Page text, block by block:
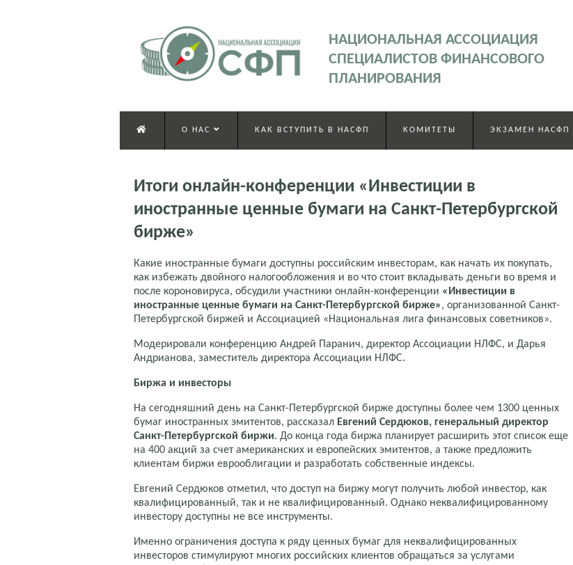
НАЦИОНАЛЬНАЯ АССОЦИАЦИЯ
СПЕЦИАЛИСТОВ ФИНАНСОВОГО
ПЛАНИРОВАНИЯ
О НАС КАК ВСТУПИТЬ В НАСФП КОМИТЕТЫ ЭКЗАМЕН НАСФП
Итоги онлайн-конференции «Инвестиции в
иностранные ценные бумаги на Санкт-Петербургской
бирже»
Какие иностранные бумаги доступны российским инвесторам, как начать их покупать,
как избежать двойного налогообложения и во что стоит вкладывать деньги во время и
после короновируса, обсудили участники онлайн-конференции «Инвестиции в
иностранные ценные бумаги на Санкт-Петербургской бирже», организованной Санкт-
Петербургской биржей и Ассоциацией «Национальная лига финансовых советников».
Модерировали конференцию Андрей Паранич, директор Ассоциации НЛФС, и Дарья
Андрианова, заместитель директора Ассоциации НЛФС.
Биржа и инвесторы
На сегодняшний день на Санкт-Петербургской бирже доступны более чем 1300 ценных
бумаг иностранных эмитентов, рассказал Евгений Сердюков, генеральный директор
Санкт-Петербургской биржи. До конца года биржа планирует расширить этот список еще
на 400 акций за счет американских и европейских эмитентов, а также предложить
клиентам биржи еврооблигации и разработать собственные индексы.
Евгений Сердюков отметил, что доступ на биржу могут получить любой инвестор, как
квалифицированный, так и не квалифицированный. Однако неквалифицированному
инвестору доступны не все инструменты.
Именно ограничения доступа к ряду ценных бумаг для неквалифицированных
инвесторов стимулируют многих российских клиентов обращаться за услугами